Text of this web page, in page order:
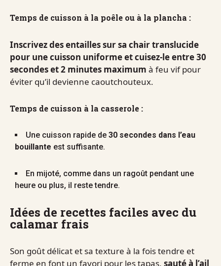
Temps de cuisson à la poêle ou à la plancha :
Inscrivez des entailles sur sa chair translucide
pour une cuisson uniforme et cuisez-le entre 30
secondes et 2 minutes maximum à feu vif pour
éviter qu’il devienne caoutchouteux.
Temps de cuisson à la casserole :
Une cuisson rapide de 30 secondes dans l’eau
bouillante est suffisante.
En mijoté, comme dans un ragoût pendant une
heure ou plus, il reste tendre.
Idées de recettes faciles avec du
calamar frais
Son goût délicat et sa texture à la fois tendre et
ferme en font un favori pour les tapas, sauté à l’ail